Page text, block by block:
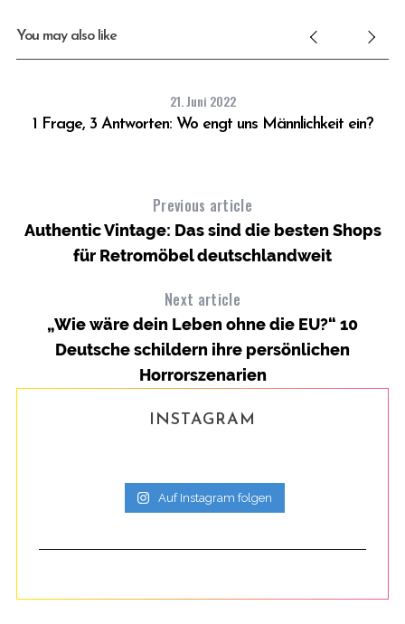
You may also like
21. Juni 2022
1 Frage, 3 Antworten: Wo engt uns Männlichkeit ein?
Previous article
Authentic Vintage: Das sind die besten Shops
für Retromöbel deutschlandweit
Next article
„Wie wäre dein Leben ohne die EU?“ 10
Deutsche schildern ihre persönlichen
Horrorszenarien
INSTAGRAM
Auf Instagram folgen